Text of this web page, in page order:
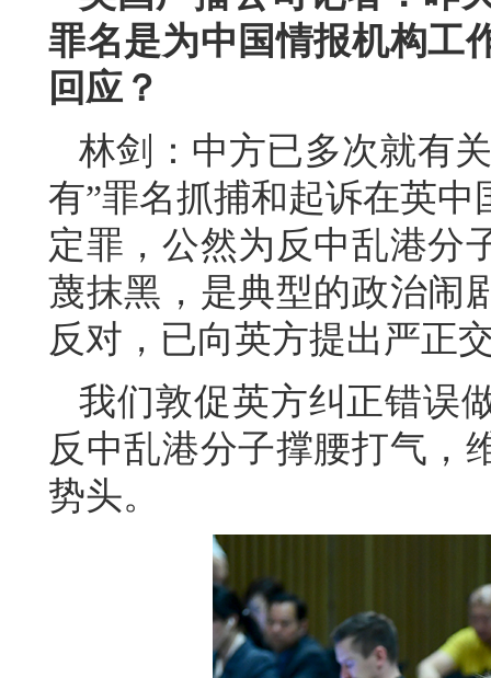
罪名是为中国情报机构工
回应？
林剑：中方已多次就有
有”罪名抓捕和起诉在英
定罪，公然为反中乱港分
蔑抹黑，是典型的政治闹
反对，已向英方提出严正
我们敦促英方纠正错误
反中乱港分子撑腰打气，
势头。